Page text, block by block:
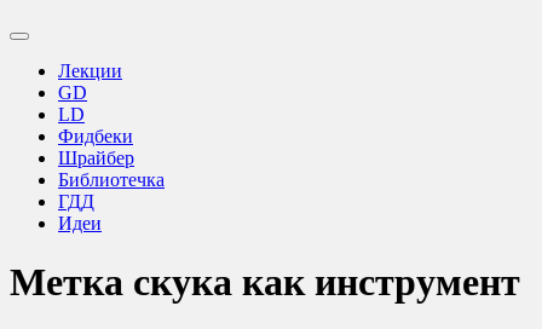
Переключить
поискаЛекции
GD
LD
Фидбеки
Шрайбер
Библиотечка
ГДД
Идеи
Метка скука как инструмент